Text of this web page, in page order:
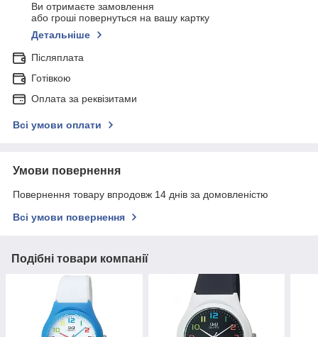
Ви отримаєте замовлення
або гроші повернуться на вашу картку
Детальніше
Післяплата
Готівкою
Оплата за реквізитами
Всі умови оплати
Умови повернення
Повернення товару впродовж 14 днів за домовленістю
Всі умови повернення
Подібні товари компанії